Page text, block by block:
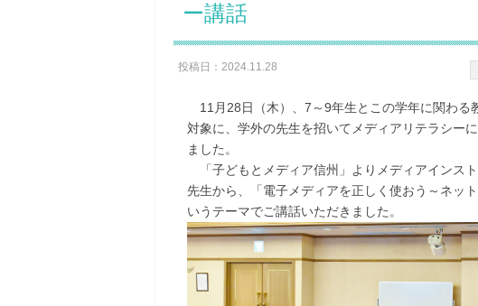
ー講話
投稿日：2024.11.28
11月28日（木）、7～9年生とこの学年に関わる
対象に、学外の先生を招いてメディアリテラシー
ました。
「子どもとメディア信州」よりメディアインス
先生から、「電子メディアを正しく使おう～ネッ
いうテーマでご講話いただきました。